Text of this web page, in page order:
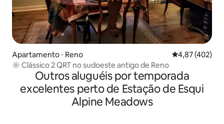
Apartamento ⋅ Reno 4,87 de uma
4,87 (402)
☼ Clássico 2 QRT no sudoeste antigo de Reno
Outros aluguéis por temporada
excelentes perto de Estação de Esqui
Alpine Meadows